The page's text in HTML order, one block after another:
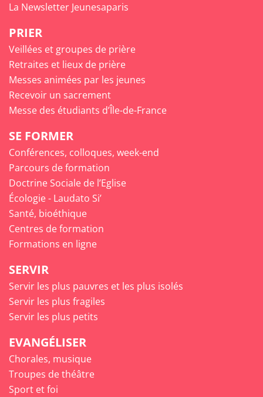
La Newsletter Jeunesaparis
PRIER
Veillées et groupes de prière
Retraites et lieux de prière
Messes animées par les jeunes
Recevoir un sacrement
Messe des étudiants d’Île-de-France
SE FORMER
Conférences, colloques, week-end
Parcours de formation
Doctrine Sociale de l’Eglise
Écologie - Laudato Si’
Santé, bioéthique
Centres de formation
Formations en ligne
SERVIR
Servir les plus pauvres et les plus isolés
Servir les plus fragiles
Servir les plus petits
EVANGÉLISER
Chorales, musique
Troupes de théâtre
Sport et foi